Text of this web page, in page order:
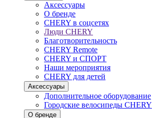
Аксессуары
О бренде
CHERY в соцсетях
Люди CHERY
Благотворительность
CHERY Remote
CHERY и СПОРТ
Наши мероприятия
CHERY для детей
Аксессуары
Дополнительное оборудование
Городские велосипеды CHERY
О бренде